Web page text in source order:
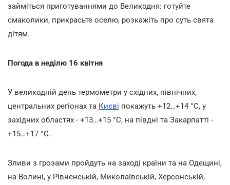
займіться приготуваннями до Великодня: готуйте
смаколики, прикрасьте оселю, розкажіть про суть свята
дітям.
Погода в неділю 16 квітня
У великодній день термометри у східних, північних,
центральних регіонах та Києві покажуть +12…+14 °С, у
західних областях - +13…+15 °С, на півдні та Закарпатті -
+15…+17 °С.
Зливи з грозами пройдуть на заході країни та на Одещині,
на Волині, у Рівненській, Миколаївській, Херсонській,